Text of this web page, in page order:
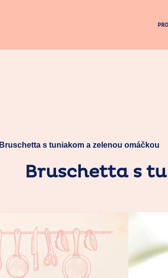
Bruschetta s tuniakom a zelenou omáčkou
Bruschetta s